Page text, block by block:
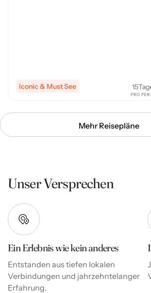
Iconic & Must See 15
PRO
Mehr Reisepläne
Unser Versprechen
Ein Erlebnis wie kein anderes
Entstanden aus tiefen lokalen
Verbindungen und jahrzehntelanger
Erfahrung.